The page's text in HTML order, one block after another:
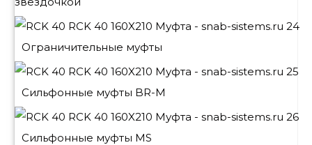
Ограничительные муфты
Сильфонные муфты BR-M
Сильфонные муфты MS